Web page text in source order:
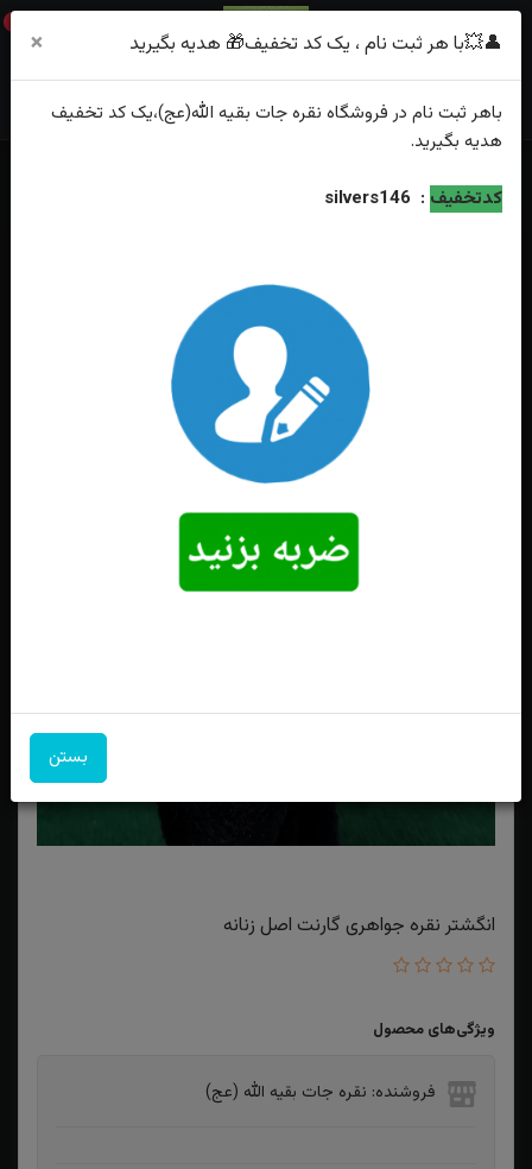
0
خانه فهرست محصولات
انگشتر نقره جواهری گارنت اصل زنانه
ویژگی‌های محصول
فروشنده: نقره جات بقیه الله (عج)
👤💥با هر ثبت نام ، یک کد تخفیف🎁 هدیه بگیرید ×
باهر ثبت نام در فروشگاه نقره جات بقیه الله(عج)،یک کد تخفیف
هدیه بگیرید.
کدتخفیف :
silvers146
بستن